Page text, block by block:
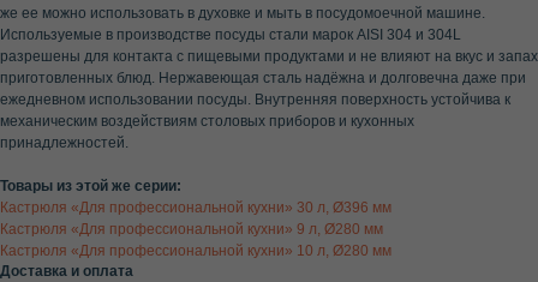
же ее можно использовать в духовке и мыть в посудомоечной машине.
Используемые в производстве посуды стали марок AISI 304 и 304L
разрешены для контакта с пищевыми продуктами и не влияют на вкус и запах
приготовленных блюд. Нержавеющая сталь надёжна и долговечна даже при
ежедневном использовании посуды. Внутренняя поверхность устойчива к
механическим воздействиям столовых приборов и кухонных
принадлежностей.
Товары из этой же серии:
Кастрюля «Для профессиональной кухни» 30 л, Ø396 мм
Кастрюля «Для профессиональной кухни» 9 л, Ø280 мм
Кастрюля «Для профессиональной кухни» 10 л, Ø280 мм
Доставка и оплата